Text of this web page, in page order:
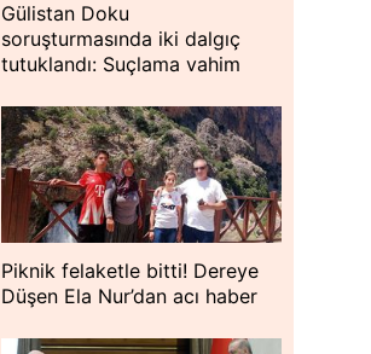
Gülistan Doku
soruşturmasında iki dalgıç
tutuklandı: Suçlama vahim
Piknik felaketle bitti! Dereye
Düşen Ela Nur’dan acı haber